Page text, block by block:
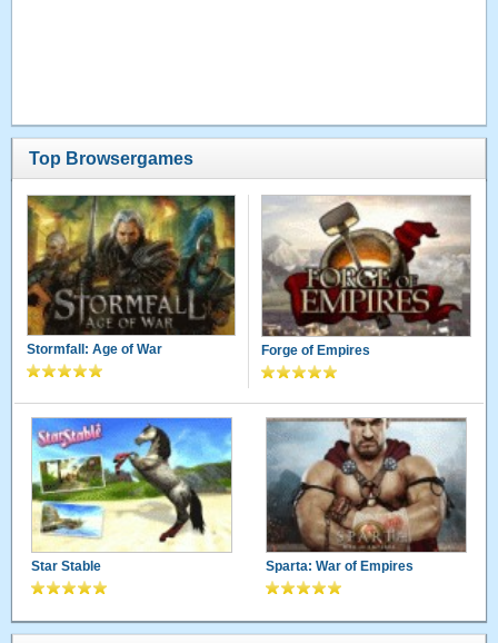
Top Browsergames
Stormfall: Age of War Forge of Empires
Star Stable Sparta: War of Empires